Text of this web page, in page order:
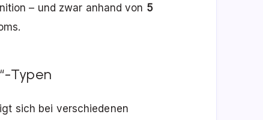
– und zwar anhand von 5
Typen
sich bei verschiedenen